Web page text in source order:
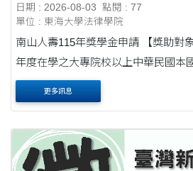
日期 : 2026-08-03
點閱 : 77
單位 : 東海大學法律學院
南山人壽115年獎學金申請 【獎助對象】 民國（下同）115學
年度在學之大專院校以上中華民國本
上，五專 限專四、專五，含研究生及
更多訊息